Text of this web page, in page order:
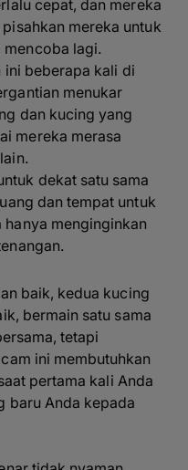
cepat, dan mereka
mereka untuk
mencoba lagi.
ini beberapa kali di
menukar
dan kucing yang
mereka merasa
dekat satu sama
dan tempat untuk
hanya menginginkan
baik, kedua kucing
bermain satu sama
tetapi
ini membutuhkan
pertama kali Anda
baru Anda kepada